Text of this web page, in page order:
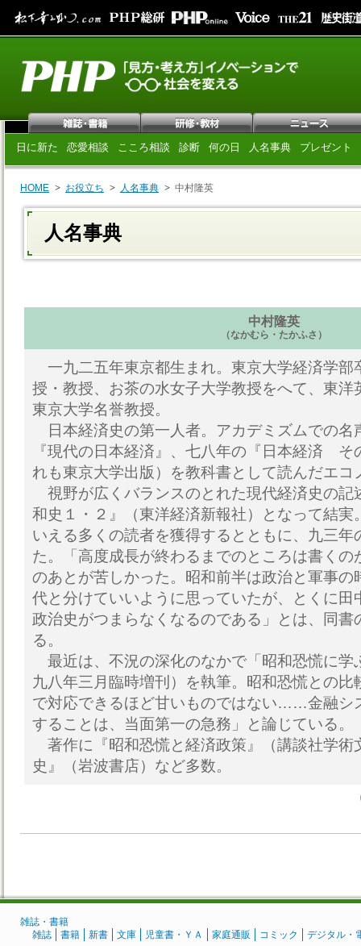
日に新た 恋愛相談 こころ相談 診断 何の日 人名事典 プレゼント
HOME お役立ち 人名事典 中村隆英
人名事典
中村隆英
（なかむら・たかふさ）
一九二五年東京都生まれ。東京大学経済学部
授・教授、お茶の水女子大学教授をへて、東洋
東京大学名誉教授。
日本経済史の第一人者。アカデミズムでの名
『現代の日本経済』、七八年の『日本経済 そ
れも東京大学出版）を教科書として読んだエコ
視野が広くバランスのとれた現代経済史の記
和史１・２』（東洋経済新報社）となって結実
いえる多くの読者を獲得するとともに、九三年
た。「高度成長が終わるまでのところは書くの
のあとが苦しかった。昭和前半は政治と軍事の
代と分けていいように思っていたが、とくに田
政治史がつまらなくなるのである」とは、同書
る。
最近は、不況の深化のなかで「昭和恐慌に学
九八年三月臨時増刊）を執筆。昭和恐慌との比
で対応できるほど甘いものではない……金融シ
することは、当面第一の急務」と論じている。
著作に『昭和恐慌と経済政策』（講談社学術
史』（岩波書店）など多数。
雑誌・書籍
雑誌
書籍 新書 文庫 児童書・ＹＡ 家庭通販 コミック デジタル・